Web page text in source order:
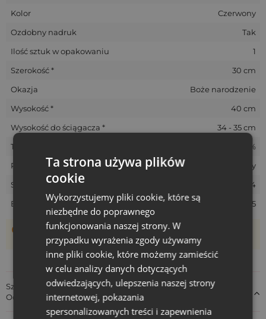
Kolor
Czerwony
Ozdobny nadruk
Tak
Ilość sztuk w opakowaniu
1
Szerokość *
30 cm
Okazja
Boże narodzenie
Wysokość *
40 cm
Wysokość do ściągacza *
34 - 35 cm
Tolerancja rozmiarów *
+/- 5%
Rozmiar
Duży
SKU
NJUT-3040-RED-SAN-004
EAN
5903003408765
Woreczki szyte są ręcznie, dlatego ich rzeczywisty rozmiar
może różnić +/- 1 cm
Szczegóły dotyczące zgodności produktu z przepisami:
Odpowiedzialność za produkt
Ta strona używa plików
cookie
Wykorzystujemy pliki cookie, które są
niezbędne do poprawnego
funkcjonowania naszej strony. W
przypadku wyrażenia zgody używamy
inne pliki cookie, które możemy zamieścić
w celu analizy danych dotyczących
odwiedzających, ulepszenia naszej strony
internetowej, pokazania
spersonalizowanych treści i zapewnienia